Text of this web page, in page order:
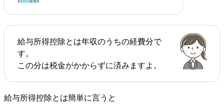
給与所得控除とは年収のうちの経費分で
す。
この分は税金がかからずに済みますよ。
給与所得控除とは簡単に言うと